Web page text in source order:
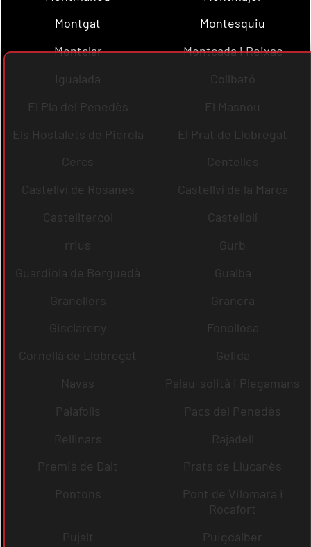
Montgat
Montesquiu
Montclar
Montcada i Reixac
Igualada
Collbató
El Pla del Penedès
El Masnou
Els Hostalets de Pierola
El Prat de Llobregat
Cercs
Centelles
Castellví de Rosanes
Castellví de la Marca
Castellterçol
Castellolí
rrius
Gurb
Guardiola de Berguedà
Gualba
Granollers
Granera
Gisclareny
Fonollosa
Cornellà de Llobregat
Gelida
Navas
Palau-solità i Plegamans
Palafolls
Pacs del Penedès
Rellinars
Rajadell
Premià de Dalt
Prats de Lluçanès
Pontons
Pont de Vilomara i
Rocafort
Pujalt
Puigdàlber